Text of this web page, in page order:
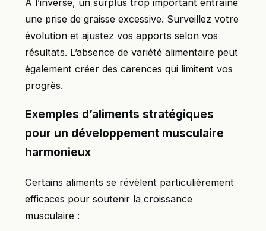
une prise de graisse excessive. Surveillez votre
évolution et ajustez vos apports selon vos
résultats. L’absence de variété alimentaire peut
également créer des carences qui limitent vos
progrès.
Exemples d’aliments stratégiques
pour un développement musculaire
harmonieux
Certains aliments se révèlent particulièrement
efficaces pour soutenir la croissance
musculaire :